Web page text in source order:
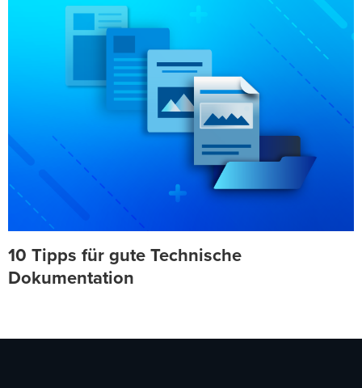
10 Tipps für gute Technische
Dokumentation